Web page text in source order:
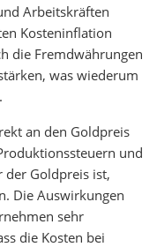
Arbeitskräften
Kosteninflation
die Fremdwährungen
was wiederum
an den Goldpreis
und
der Goldpreis ist,
Die Auswirkungen
sehr
die Kosten bei